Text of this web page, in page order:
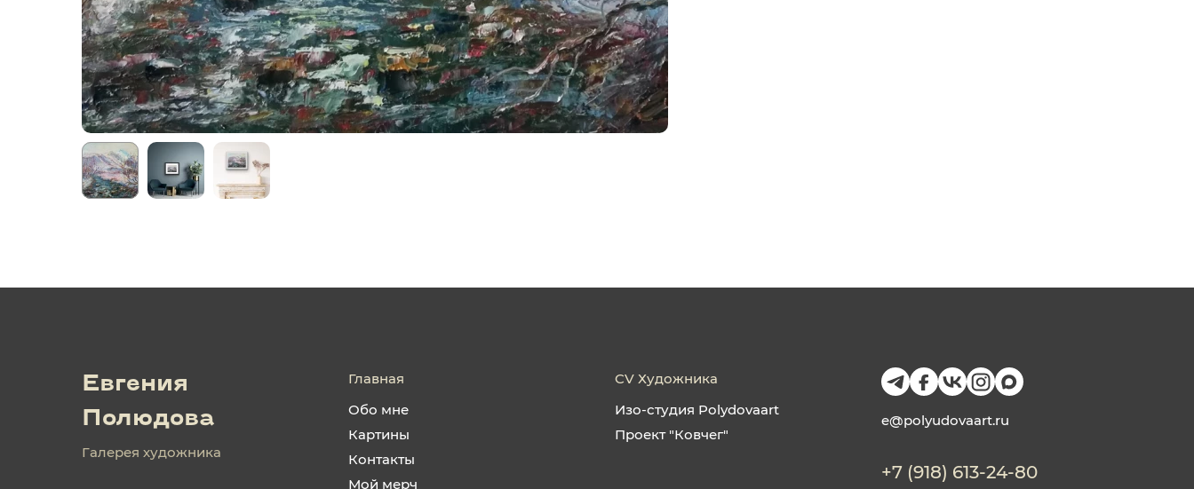
Евгения
Полюдова
Галерея художника
Главная
Обо мне
Картины
Контакты
Мой мерч
CV Художника
Изо-студия Polydovaart
Проект "Ковчег"
e@polyudovaart.ru
+7 (918) 613-24-80